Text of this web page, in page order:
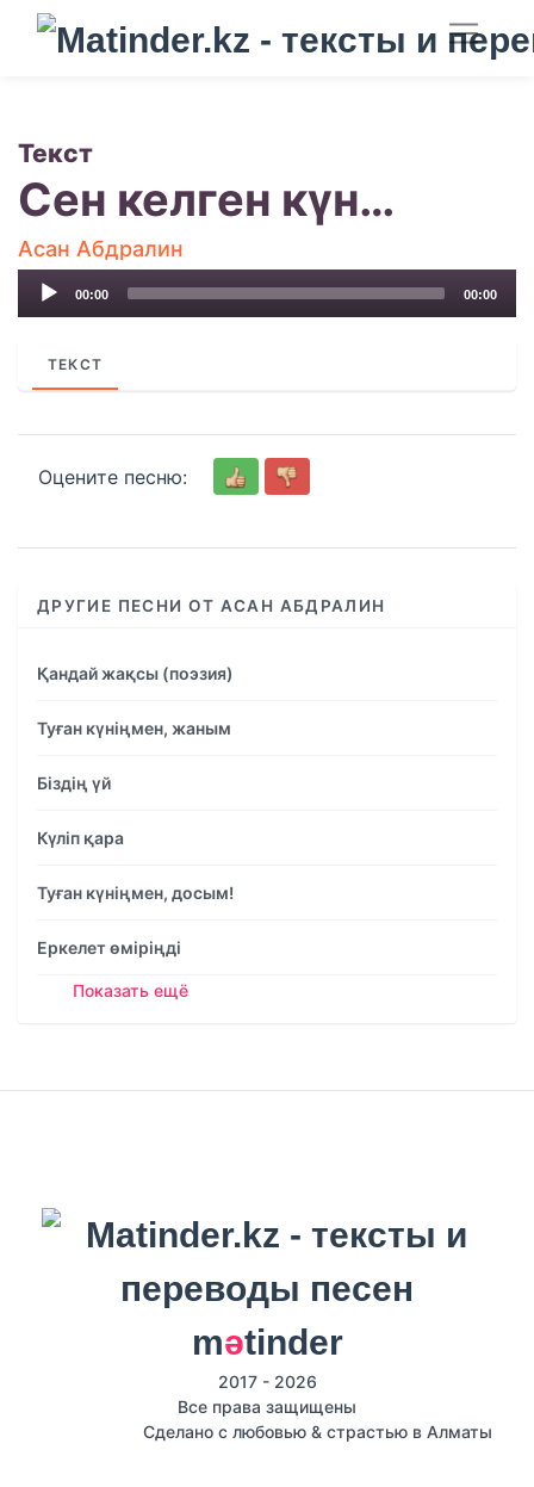
Текст
Сен келген күн…
Асан Абдралин
Audio
00:00 00:00
ТЕКСТ
Оцените песню:
ДРУГИЕ ПЕСНИ ОТ АСАН АБДРАЛИН
Қандай жақсы (поэзия)
Туған күніңмен, жаным
Біздің үй
Күліп қара
Туған күніңмен, досым!
Еркелет өміріңді
Показать ещё
mәtinder
2017 - 2026
Все права защищены
Сделано с любовью & страстью в Алматы